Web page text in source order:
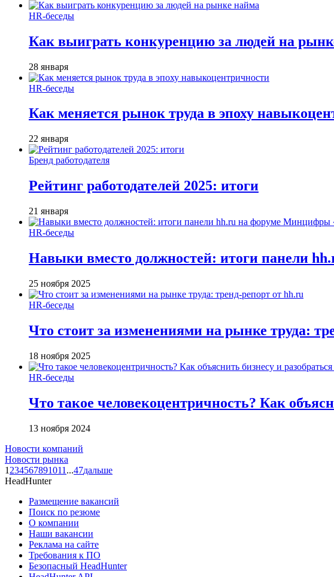
HR-беседы
Как выиграть конкуренцию за людей на
28 января
HR-беседы
Как меняется рынок труда в эпоху
22 января
Бренд работодателя
Рейтинг работодателей 2025: итоги
21 января
HR-беседы
Навыки вместо должностей: итоги панели
25 ноября 2025
HR-беседы
Что стоит за изменениями на рынке труда:
18 ноября 2025
HR-беседы
Что такое человеко­центричность? Как
13 ноября 2024
Новости компаний
Новости рынка
1 234567891011 ...47дальше
HeadHunter
Размещение вакансий
Поиск по резюме
О компании
Наши вакансии
Реклама на сайте
Требования к ПО
Безопасный HeadHunter